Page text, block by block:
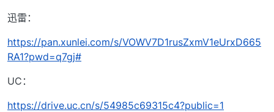
迅雷：
https://pan.xunlei.com/s/VOWV7D1rusZxmV1eUrxD665
RA1?pwd=q7gj#
UC：
https://drive.uc.cn/s/54985c69315c4?public=1